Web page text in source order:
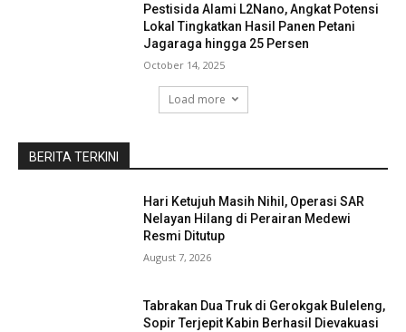
Pestisida Alami L2Nano, Angkat Potensi
Lokal Tingkatkan Hasil Panen Petani
Jagaraga hingga 25 Persen
October 14, 2025
Load more
BERITA TERKINI
Hari Ketujuh Masih Nihil, Operasi SAR
Nelayan Hilang di Perairan Medewi
Resmi Ditutup
August 7, 2026
Tabrakan Dua Truk di Gerokgak Buleleng,
Sopir Terjepit Kabin Berhasil Dievakuasi